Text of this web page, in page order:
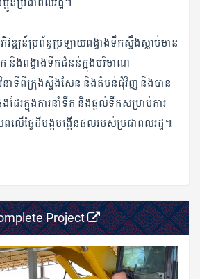
អូនប្រជាពលរដ្ឋ។
ឌ្ឍន៍ប្រព័ន្ធប្រឡាយពង្វាងទឹកស្ទឹងស្លាប់មាន
និងពង្វាងទឹកជំនន់ក្នុងបរិមាណ
ាទីពីក្រុងស្ទឹងសែន និងតំបន់ជុំវិញ និងបាន
ែរក្នុងការនាំទឹក និងផ្តល់ទឹកសម្រាប់ការ
លើផ្ទៃដីបង្កបង្កើនផលរបស់ប្រជាពលរដ្ឋ៕
Project
Next